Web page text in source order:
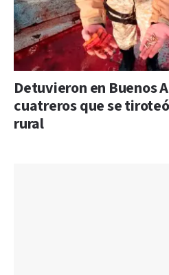
Detuvieron en Buenos
cuatreros que se
rural